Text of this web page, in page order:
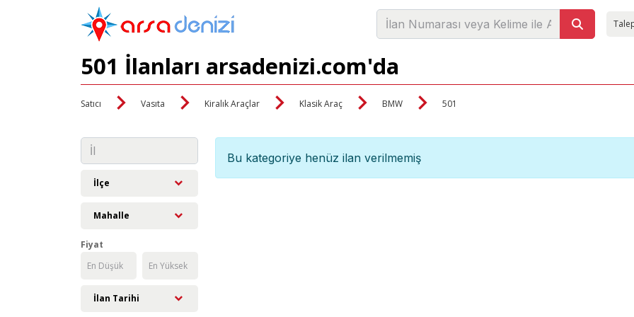
501 İlanları arsadenizi.com'da
Satıcı Vasıta Kiralık Araçlar Klasik Araç BMW 501
İlçe
Mahalle
Fiyat
İlan Tarihi
Bu kategoriye henüz ilan verilmemiş